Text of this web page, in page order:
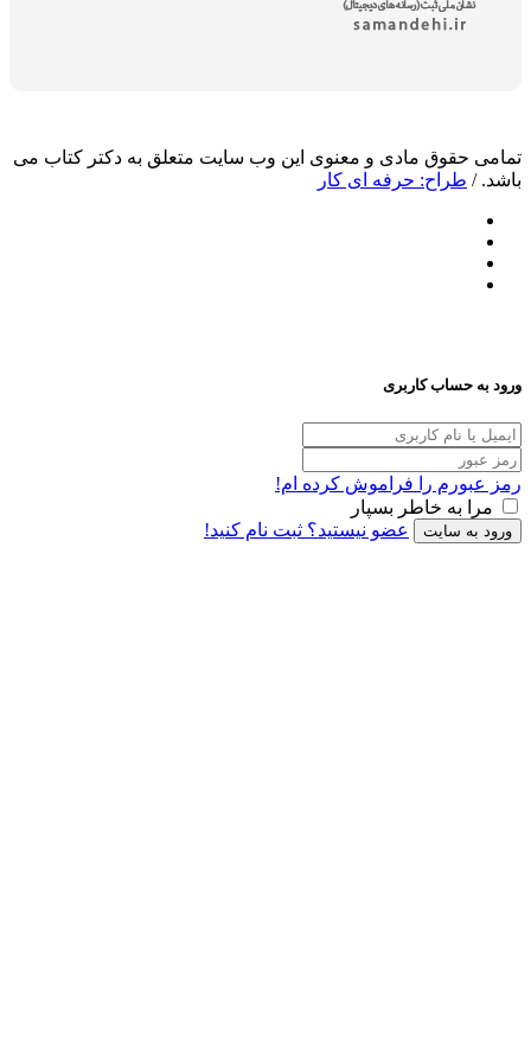
مادی و معنوی این وب سایت متعلق به دکتر کتاب می
حرفه ای کار
کاربری
را فراموش کرده ام!
خاطر بسپار
عضو نیستید؟ ثبت نام کنید!